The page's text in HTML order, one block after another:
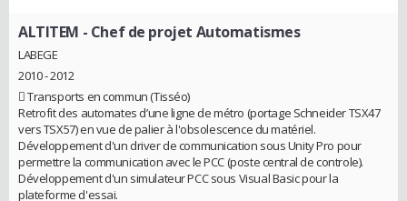
ALTITEM - Chef de projet Automatismes
LABEGE
2010 - 2012
 Transports en commun (Tisséo)
Retrofit des automates d’une ligne de métro (portage Schneider TSX47
vers TSX57) en vue de palier à l'obsolescence du matériel.
Développement d'un driver de communication sous Unity Pro pour
permettre la communication avec le PCC (poste central de controle).
Développement d'un simulateur PCC sous Visual Basic pour la
plateforme d'essai.